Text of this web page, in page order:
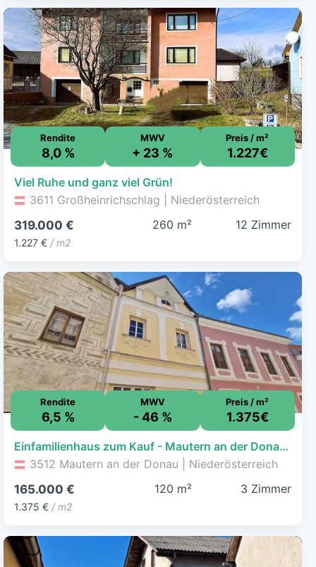
Rendite
8,0 %
MWV
+ 23 %
Preis / m²
1.227€
Viel Ruhe und ganz viel Grün!
3611 Großheinrichschlag | Niederösterreich
319.000 €
1.227 € / m2
260 m² 12 Zimmer
Rendite
6,5 %
MWV
- 46 %
Preis / m²
1.375€
Einfamilienhaus zum Kauf - Mautern an der Donau - 165.000 € - 3 Zimmer, 120 m², 83 m² Grundstück
3512 Mautern an der Donau | Niederösterreich
165.000 €
1.375 € / m2
120 m² 3 Zimmer